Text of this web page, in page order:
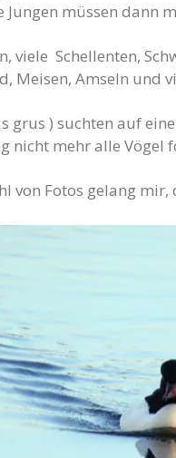
Jungen müssen dann
viele Schellenten,
Meisen, Amseln und
grus ) suchten auf
nicht mehr alle Vögel
von Fotos gelang